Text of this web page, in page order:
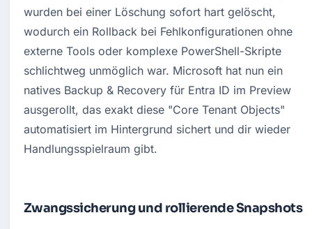
wurden bei einer Löschung sofort hart gelöscht,
wodurch ein Rollback bei Fehlkonfigurationen ohne
externe Tools oder komplexe PowerShell-Skripte
schlichtweg unmöglich war. Microsoft hat nun ein
natives Backup & Recovery für Entra ID im Preview
ausgerollt, das exakt diese "Core Tenant Objects"
automatisiert im Hintergrund sichert und dir wieder
Handlungsspielraum gibt.
Zwangssicherung und rollierende Snapshots